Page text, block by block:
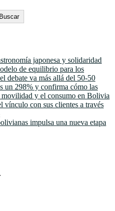
Buscar
japonesa y solidaridad
de equilibrio para los
debate va más allá del 50-50
un 298% y confirma cómo las
y el consumo en Bolivia
vínculo con sus clientes a través
impulsa una nueva etapa